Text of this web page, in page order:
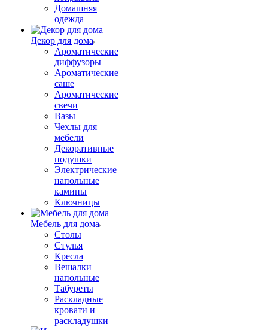
Домашняя
одежда
Декор для дома
Ароматические
диффузоры
Ароматические
саше
Ароматические
свечи
Вазы
Чехлы для
мебели
Декоративные
подушки
Электрические
напольные
камины
Ключницы
Мебель для дома
Столы
Стулья
Кресла
Вешалки
напольные
Табуреты
Раскладные
кровати и
раскладушки